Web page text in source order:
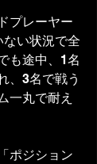
プレーヤー
い状況で全
も途中、1名
、3名で戦う
一丸で耐え
ポジション